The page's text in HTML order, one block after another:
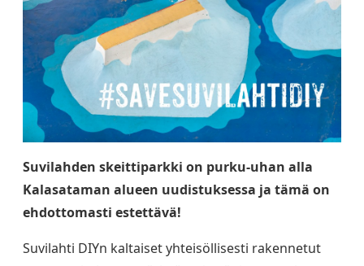
Suvilahden skeittiparkki on purku-uhan alla
Kalasataman alueen uudistuksessa ja tämä on
ehdottomasti estettävä!
Suvilahti DIYn kaltaiset yhteisöllisesti rakennetut